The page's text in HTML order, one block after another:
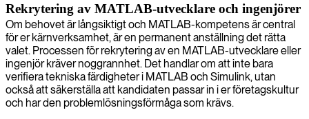
Rekrytering av MATLAB-utvecklare och ingenjörer
Om behovet är långsiktigt och MATLAB-kompetens är central
för er kärnverksamhet, är en permanent anställning det rätta
valet. Processen för rekrytering av en MATLAB-utvecklare eller
ingenjör kräver noggrannhet. Det handlar om att inte bara
verifiera tekniska färdigheter i MATLAB och Simulink, utan
också att säkerställa att kandidaten passar in i er företagskultur
och har den problemlösningsförmåga som krävs.